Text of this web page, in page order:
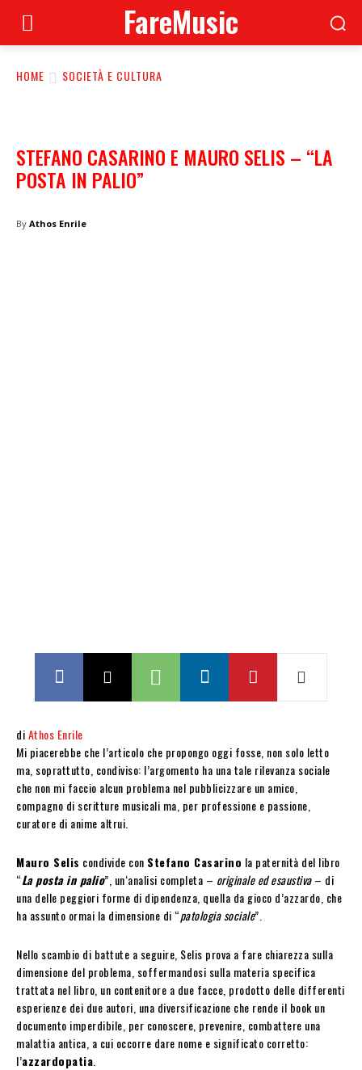
FareMusic
HOME SOCIETÀ E CULTURA
STEFANO CASARINO E MAURO SELIS – “LA
POSTA IN PALIO”
By Athos Enrile
diAthos Enrile
Mi piacerebbe che l’articolo che propongo oggi fosse, non solo letto
ma, soprattutto, condiviso: l’argomento ha una tale rilevanza sociale
che non mi faccio alcun problema nel pubblicizzare un amico,
compagno di scritture musicali ma, per professione e passione,
curatore di anime altrui.
Mauro Selis condivide con Stefano Casarino la paternità del libro
“La posta in palio”, un‘analisi completa – originale ed esaustiva– di
una delle peggiori forme di dipendenza, quella da gioco d’azzardo, che
ha assunto ormai la dimensione di “patologia sociale”.
Nello scambio di battute a seguire, Selis prova a fare chiarezza sulla
dimensione del problema, soffermandosi sulla materia specifica
trattata nel libro, un contenitore a due facce, prodotto delle differenti
esperienze dei due autori, una diversificazione che rende il book un
documento imperdibile, per conoscere, prevenire, combattere una
malattia antica, a cui occorre dare nome e significato corretto:
l’azzardopatia